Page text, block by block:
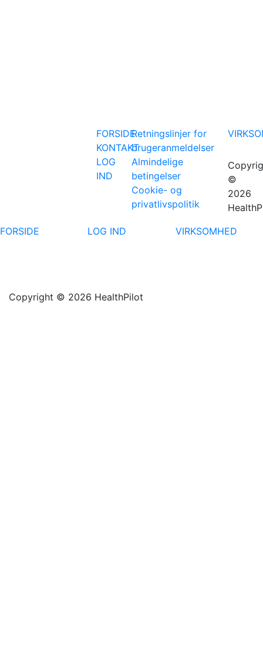
FORSIDE
KONTAKT
LOG
IND
Retningslinjer for
brugeranmeldelser
Almindelige
betingelser
Cookie- og
privatlivspolitik
©
2026
FORSIDE
LOG IND VIRKSOMHED
Copyright © 2026 HealthPilot